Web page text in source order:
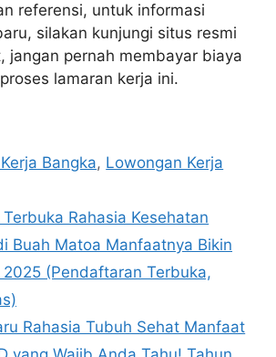
referensi, untuk informasi
silakan kunjungi situs resmi
jangan pernah membayar biaya
lamaran kerja ini.
Bangka, Lowongan Kerja
Rahasia Kesehatan
Buah Matoa Manfaatnya Bikin
(Pendaftaran Terbuka,
Rahasia Tubuh Sehat Manfaat